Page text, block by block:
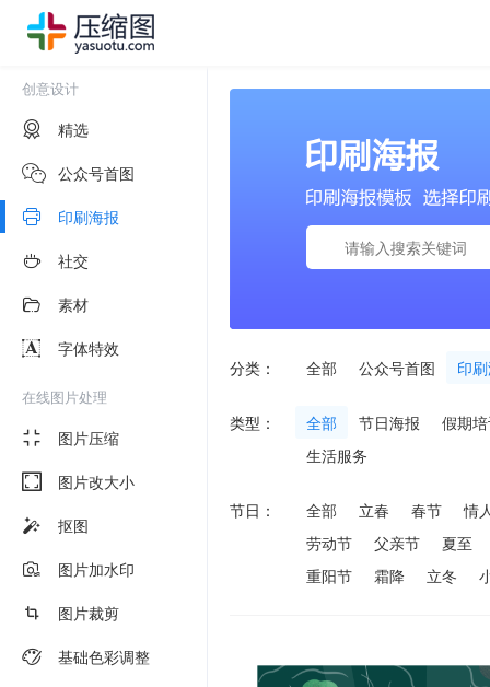
创意设计
精选
公众号首图
印刷海报
社交
素材
字体特效
在线图片处理
图片压缩
图片改大小
抠图
图片加水印
图片裁剪
基础色彩调整
分类： 全部 公众号首图 印
类型： 全部 节日海报
假期
生活服务
节日： 全部 立春 春节
情
劳动节
父亲节
夏至
重阳节
霜降 立冬